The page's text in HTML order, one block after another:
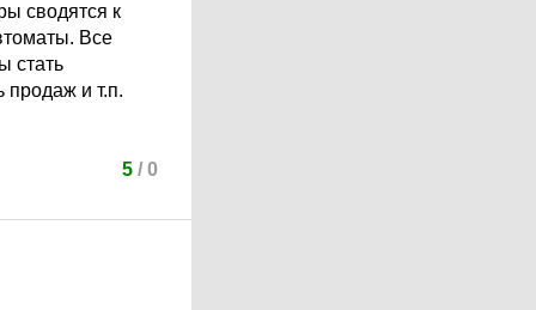
сводятся к
Все
стать
продаж и т.п.
5/ 0